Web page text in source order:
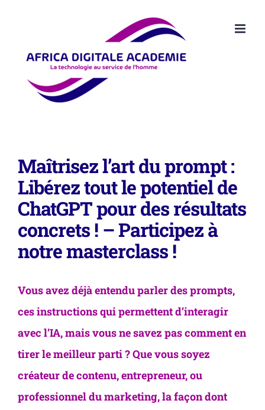
Maîtrisez l’art du prompt :
Libérez tout le potentiel de
ChatGPT pour des résultats
concrets ! – Participez à
notre masterclass !
Vous avez déjà entendu parler desprompts,
ces instructions qui permettent d’interagir
avec l’IA, mais vous ne savez pas comment en
tirer le meilleur parti ? Que vous soyez
créateur de contenu, entrepreneur, ou
professionnel du marketing, la façon dont